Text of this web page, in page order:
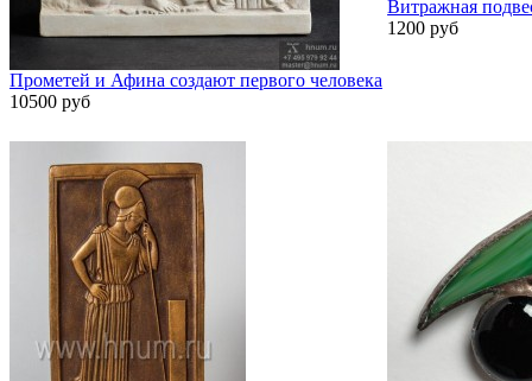
Прометей и Афина создают первого человека
10500 руб
Витражная
1200 руб